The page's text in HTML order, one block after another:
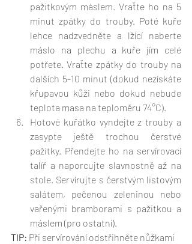
pažitkovým máslem. Vraťte ho na 5
minut zpátky do trouby. Poté kuře
lehce nadzvedněte a lžící naberte
máslo na plechu a kuře jím celé
potřete. Vraťte zpátky do trouby na
dalších 5-10 minut (dokud nezískáte
křupavou kůži nebo dokud nebude
teplota masa na teploměru 74°C).
Hotové kuřátko vyndejte z trouby a
zasypte ještě trochou čerstvé
pažitky. Přendejte ho na servírovací
talíř a naporcujte slavnostně až na
stole. Servírujte s čerstvým listovým
salátem, pečenou zeleninou nebo
vařenými bramborami s pažitkou a
máslem (pro ostatní).
TIP: Při servírování odstřihněte nůžkami